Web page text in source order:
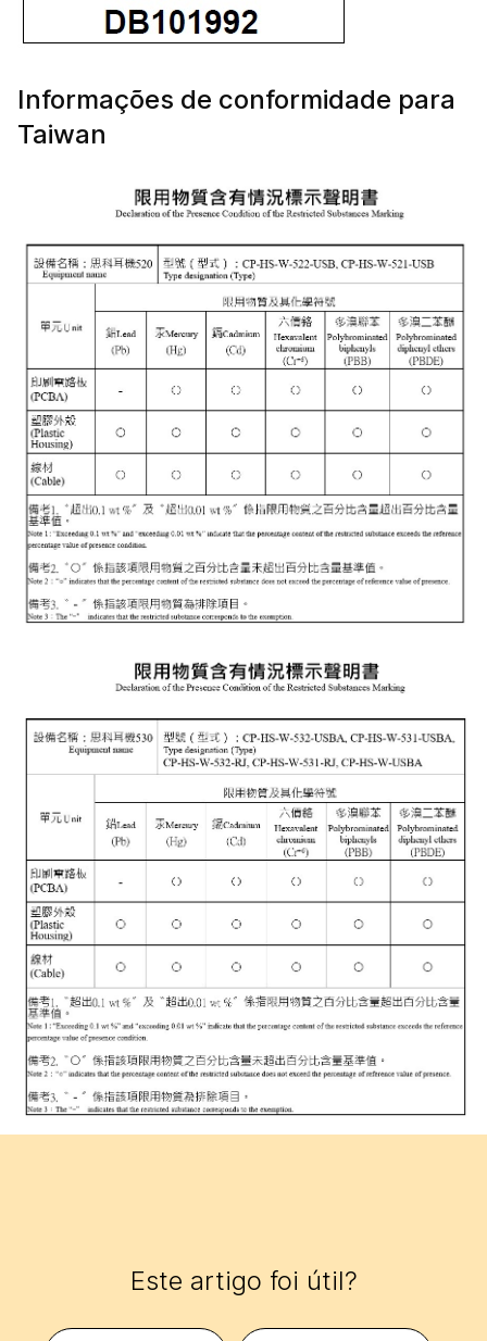
Informações de conformidade para
Taiwan
Este artigo foi útil?